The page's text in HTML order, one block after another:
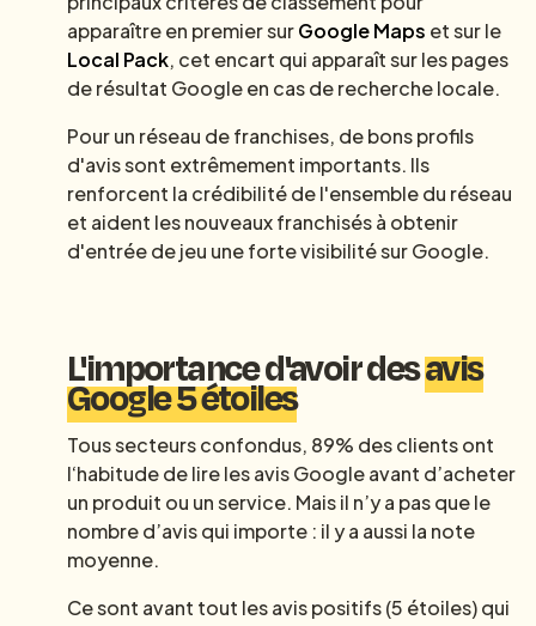
apparaître en premier surGoogle Maps et sur le
Local Pack, cet encart qui apparaît sur les pages
de résultat Google en cas de recherche locale.
Pour un réseau de franchises, de bons profils
d'avis sont extrêmement importants. Ils
renforcent la crédibilité de l'ensemble du réseau
et aident les nouveaux franchisés à obtenir
d'entrée de jeu une forte visibilité sur Google.
L'importance d'avoir desavis
Google 5 étoiles
Tous secteurs confondus, 89% des clients ont
l‘habitude de lire les avis Google avant d’acheter
un produit ou un service. Mais il n’y a pas que le
nombre d’avis qui importe : il y a aussi la note
moyenne.
Ce sont avant tout les avis positifs (5 étoiles) qui